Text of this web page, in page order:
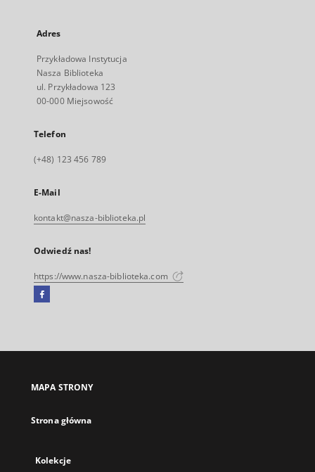
Adres
Przykładowa Instytucja
Nasza Biblioteka
ul. Przykładowa 123
00-000 Miejsowość
Telefon
(+48) 123 456 789
E-Mail
kontakt@nasza-biblioteka.pl
Odwiedź nas!
https://www.nasza-biblioteka.com
Facebook
się
karcie
MAPA STRONY
Strona główna
Kolekcje